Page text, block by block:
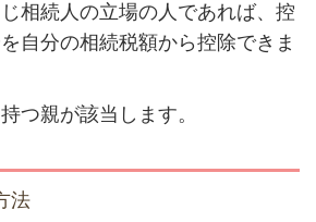
相続人の立場の人であれば、控
自分の相続税額から控除できま
つ親が該当します。
法